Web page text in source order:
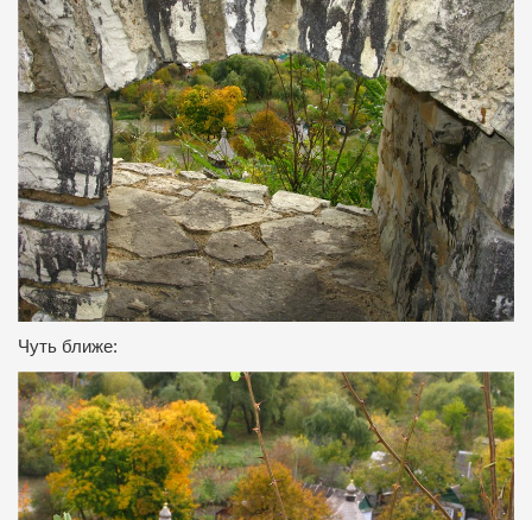
Чуть ближе: